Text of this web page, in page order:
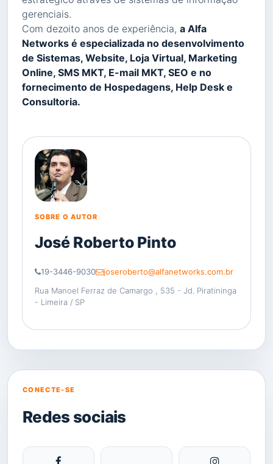
gerenciais.
Com dezoito anos de experiência, a Alfa
Networks é especializada no desenvolvimento
de Sistemas, Website, Loja Virtual, Marketing
Online, SMS MKT, E-mail MKT, SEO e no
fornecimento de Hospedagens, Help Desk e
Consultoria.
SOBRE O AUTOR
José Roberto Pinto
19-3446-9030
joseroberto@alfanetworks.com.br
Rua Manoel Ferraz de Camargo , 535 - Jd. Piratininga
- Limeira / SP
CONECTE-SE
Redes sociais